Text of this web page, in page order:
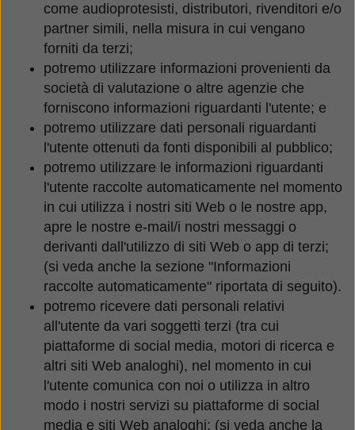
come audioprotesisti, distributori, rivenditori e/o
partner simili, nella misura in cui vengano
forniti da terzi;
potremo utilizzare informazioni provenienti da
società di valutazione o altre agenzie che
forniscono informazioni riguardanti l'utente; e
potremo utilizzare dati personali riguardanti
l'utente ottenuti da fonti disponibili al pubblico;
potremo utilizzare le informazioni riguardanti
l'utente raccolte automaticamente nel momento
in cui utilizza i nostri siti Web o le nostre app,
apre le nostre e-mail/i nostri messaggi o
derivanti dall'utilizzo di siti Web o app di terzi;
(si veda anche la sezione "Informazioni
raccolte automaticamente" riportata di seguito).
potremo ricevere dati personali relativi
all'utente da vari soggetti terzi (tra cui
piattaforme di social media, motori di ricerca e
altri siti Web analoghi), nel momento in cui
l'utente comunica con noi o utilizza in altro
modo i nostri servizi su piattaforme di social
media e siti Web analoghi; (si veda anche la